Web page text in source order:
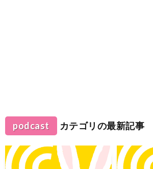
podcast カテゴリの最新記事